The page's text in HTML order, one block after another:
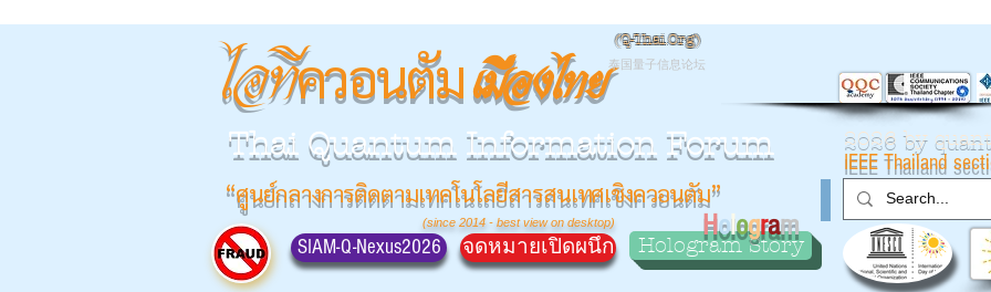
ไอทีควอนตัมเมืองไทย 泰国量子信息论坛
(Q-Thai.Org)
Thai Quantum Information Forum 2026 by
IEEE Thailand
“ศูนย์กลางการติดตามเทคโนโลยีสารสนเทศเชิงควอนตัม”
(since 2014 - best view on desktop)
จดหมายเปิดผนึก Hologram Story
Hologram
SIAM-Q-Nexus2026